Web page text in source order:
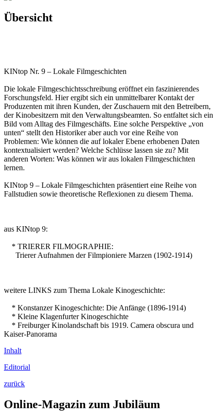
Übersicht
KINtop Nr. 9 – Lokale Filmgeschichten
Die lokale Filmgeschichtsschreibung eröffnet ein faszinierendes
Forschungsfeld. Hier ergibt sich ein unmittelbarer Kontakt der
Produzenten mit ihren Kunden, der Zuschauern mit den Betreibern,
der Kinobesitzern mit den Verwaltungsbeamten. So entfaltet sich ein
Bild vom Alltag des Filmgeschäfts. Eine solche Perspektive „von
unten“ stellt den Historiker aber auch vor eine Reihe von
Problemen: Wie können die auf lokaler Ebene erhobenen Daten
kontextualisiert werden? Welche Schlüsse lassen sie zu? Mit
anderen Worten: Was können wir aus lokalen Filmgeschichten
lernen.
KINtop 9 – Lokale Filmgeschichten präsentiert eine Reihe von
Fallstudien sowie theoretische Reflexionen zu diesem Thema.
aus KINtop 9:
* TRIERER FILMOGRAPHIE:
Trierer Aufnahmen der Filmpioniere Marzen (1902-1914)
weitere LINKS zum Thema Lokale Kinogeschichte:
* Konstanzer Kinogeschichte: Die Anfänge (1896-1914)
* Kleine Klagenfurter Kinogeschichte
* Freiburger Kinolandschaft bis 1919. Camera obscura und
Kaiser-Panorama
Inhalt
Editorial
zurück
Online-Magazin zum Jubiläum